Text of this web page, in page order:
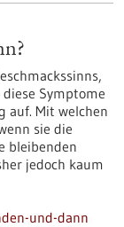
Symptome
auf. Mit welchen
sie die
bleibenden
jedoch kaum
und-dann